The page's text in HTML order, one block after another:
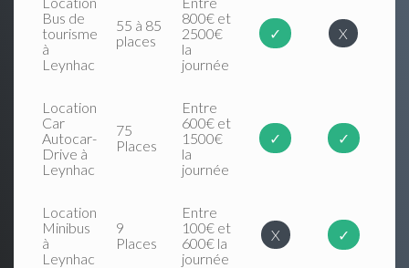
Bus de
tourisme
à
Leynhac
55 à 85
places
800€ et
2500€
la
journée
✓ X
Location
Car
Autocar-
Drive à
Leynhac
75
Places
Entre
600€ et
1500€
la
journée
✓ ✓
Location
Minibus
à
Leynhac
9
Places
Entre
100€ et
600€ la
journée
X ✓